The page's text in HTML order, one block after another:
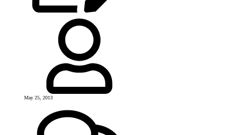
May 25, 2013